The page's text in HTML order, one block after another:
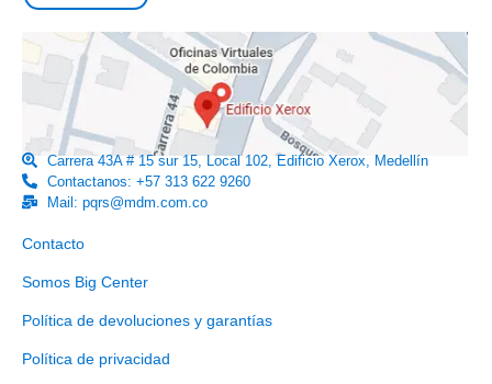
Carrera 43A # 15 sur 15, Local 102, Edificio Xerox, Medellín
Contactanos: +57 313 622 9260
Mail: pqrs@mdm.com.co
Enlaces útiles
Contacto
Somos Big Center
Política de devoluciones y garantías
Política de privacidad